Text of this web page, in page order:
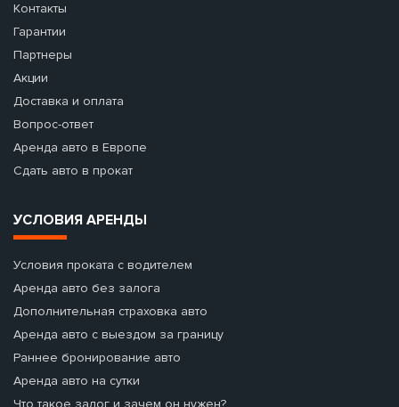
Контакты
Гарантии
Партнеры
Акции
Доставка и оплата
Вопрос-ответ
Аренда авто в Европе
Сдать авто в прокат
УСЛОВИЯ АРЕНДЫ
Условия проката с водителем
Аренда авто без залога
Дополнительная страховка авто
Аренда авто с выездом за границу
Раннее бронирование авто
Аренда авто на сутки